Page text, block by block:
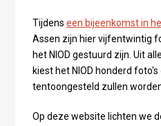
Tijdens een bijeenkomst in
Assen zijn hier vijfentwintig
het NIOD gestuurd zijn. Uit
kiest het NIOD honderd
tentoongesteld zullen
Op deze website lichten we